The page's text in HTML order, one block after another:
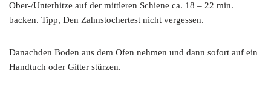
Ober-/Unterhitze auf der mittleren Schiene ca. 18 – 22 min.
backen. Tipp, Den Zahnstochertest nicht vergessen.
Danachden Boden aus dem Ofen nehmen und dann sofort auf ein
Handtuch oder Gitter stürzen.